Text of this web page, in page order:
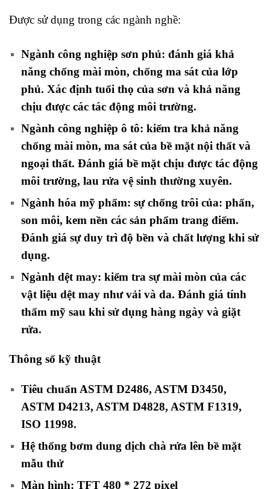
Được sử dụng trong các ngành nghề:
Ngành công nghiệp sơn phủ: đánh giá khả
năng chống mài mòn, chống ma sát của lớp
phủ. Xác định tuổi thọ của sơn và khả năng
chịu được các tác động môi trường.
Ngành công nghiệp ô tô: kiểm tra khả năng
chống mài mòn, ma sát của bề mặt nội thất và
ngoại thất. Đánh giá bề mặt chịu được tác động
môi trường, lau rửa vệ sinh thường xuyên.
Ngành hóa mỹ phẩm: sự chống trôi của: phấn,
son môi, kem nền các sản phẩm trang điểm.
Đánh giá sự duy trì độ bền và chất lượng khi sử
dụng.
Ngành dệt may: kiểm tra sự mài mòn của các
vật liệu dệt may như vải và da. Đánh giá tính
thẩm mỹ sau khi sử dụng hàng ngày và giặt
rửa.
Thông số kỹ thuật
Tiêu chuẩn ASTM D2486, ASTM D3450,
ASTM D4213, ASTM D4828, ASTM F1319,
ISO 11998.
Hệ thống bơm dung dịch chà rửa lên bề mặt
mẫu thử
Màn hình: TFT 480 * 272 pixel